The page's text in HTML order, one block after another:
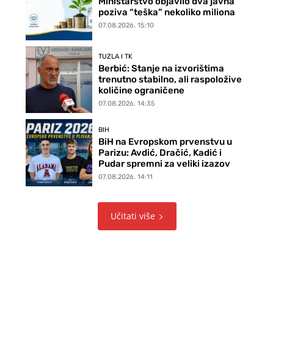
poziva “teška” nekoliko miliona
07.08.2026. 15:10
TUZLA I TK
Berbić: Stanje na izvorištima
trenutno stabilno, ali raspoložive
količine ograničene
07.08.2026. 14:35
BIH
BiH na Evropskom prvenstvu u
Parizu: Avdić, Dračić, Kadić i
Pudar spremni za veliki izazov
07.08.2026. 14:11
Učitati više